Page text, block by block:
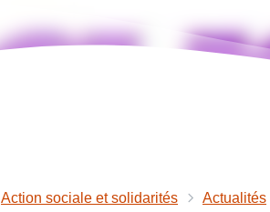
Action sociale et solidarités Actualités